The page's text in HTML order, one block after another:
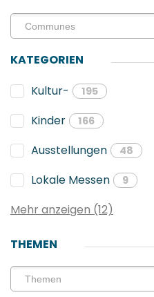
KATEGORIEN
Kultur-
195
Kinder 166
Ausstellungen 48
Lokale Messen 9
Mehr anzeigen (12)
THEMEN